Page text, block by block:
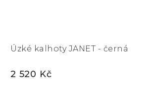
Úzké kalhoty JANET - černá
2 520 Kč